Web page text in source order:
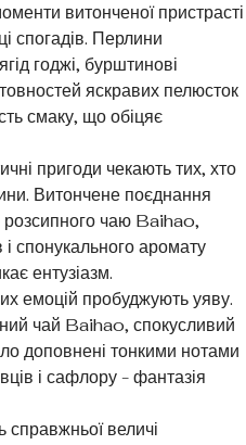
витонченої пристрасті
спогадів. Перлини
годжі, бурштинові
яскравих пелюсток
смаку, що обіцяє
пригоди чекають тих, хто
Витончене поєднання
розсипного чаю Baihao,
спонукального аромату
ентузіазм.
емоцій пробуджують уяву.
чай Baihao, спокусливий
доповнені тонкими нотами
і сафлору - фантазія
справжньої величі